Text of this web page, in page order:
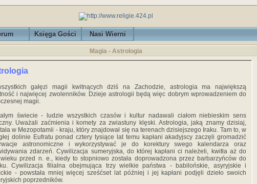
Księga Gości Nasi Wierni
Magia - Astrologia
gałęzi magii kwitnących dziś na Zachodzie, astrologia ma największą
i najwięcej zwolenników. Dzieje astrologii będą więc dobrym wprowadzeniem do
magii.
świecie - ludzie wszystkich czasów i kultur nadawali ciałom niebieskim sens
Uważali zaćmienia i komety za zwiastuny klęski. Astrologia, jaką znamy dzisiaj,
w Mezopotamii - kraju, który znajdował się na terenach dzisiejszego Iraku. Tam to, w
dolinie Eufratu ponad cztery tysiące lat temu kapłani akadyjscy zaczęli gromadzić
astronomiczne i wykorzystywać je do korektury swego kalendarza oraz
zdarzeń. Cywilizacja sumeryjska, do której kapłani ci należeli, kwitła aż do
przed n. e., kiedy to stopniowo została doprowadzona przez barbarzyńców do
Cywilizacja filialna obejmująca trzy wielkie państwa - babilońskie, asyryjskie i
- powstała mniej więcej sześćset lat później i jej kapłani podjęli dzieło swoich
poprzedników.